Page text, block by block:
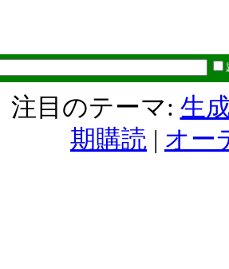
注目のテーマ: 生
期購読 | オー